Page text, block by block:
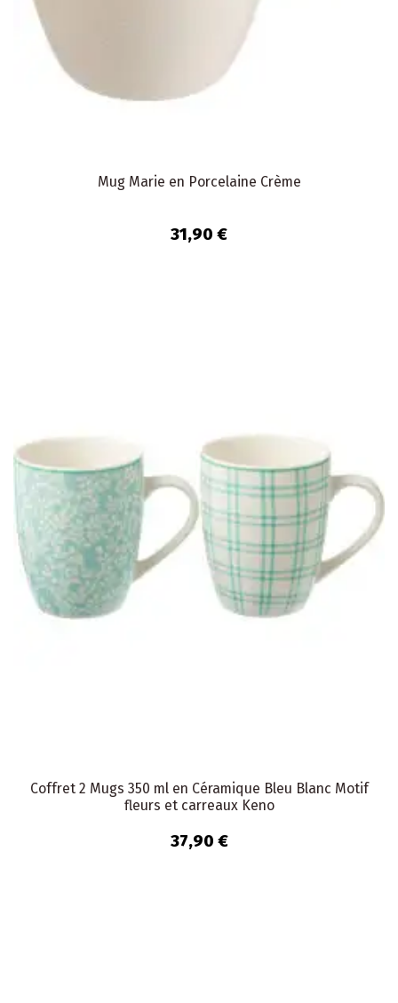
Mug Marie en Porcelaine Crème
31,90 €
Coffret 2 Mugs 350 ml en Céramique Bleu Blanc Motif
fleurs et carreaux Keno
37,90 €